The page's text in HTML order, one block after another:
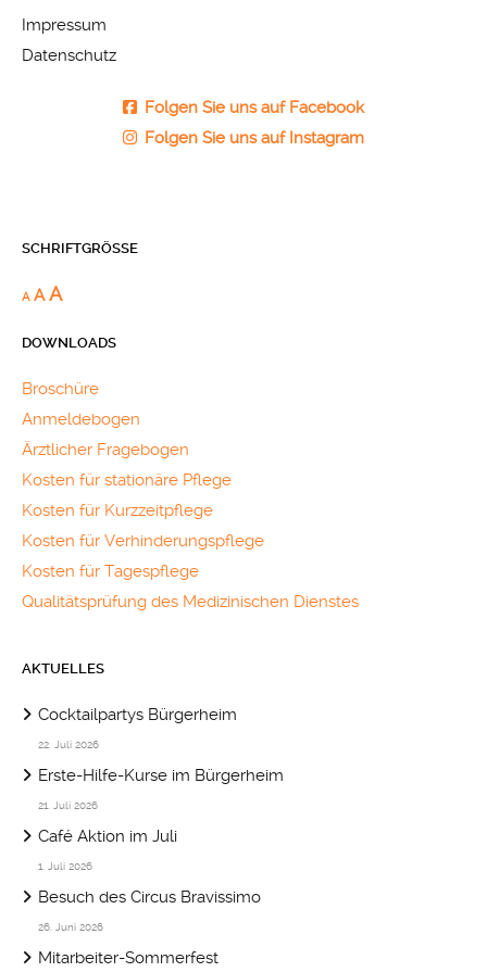
Impressum
Datenschutz
Folgen Sie uns auf Facebook
Folgen Sie uns auf Instagram
SCHRIFTGRÖSSE
A A A
DOWNLOADS
Broschüre
Anmeldebogen
Ärztlicher Fragebogen
Kosten für stationäre Pflege
Kosten für Kurzzeitpflege
Kosten für Verhinderungspflege
Kosten für Tagespflege
Qualitätsprüfung des Medizinischen Dienstes
AKTUELLES
Cocktailpartys Bürgerheim
22. Juli 2026
Erste-Hilfe-Kurse im Bürgerheim
21. Juli 2026
Café Aktion im Juli
1. Juli 2026
Besuch des Circus Bravissimo
26. Juni 2026
Mitarbeiter-Sommerfest